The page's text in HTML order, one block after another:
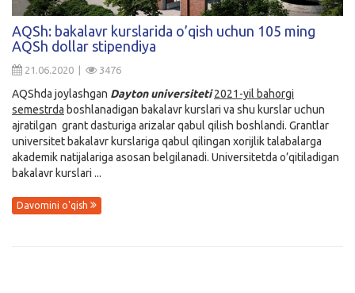
Kirish
AQSh: bakalavr kurslarida o’qish uchun 105 ming
AQSh dollar stipendiya
21.06.2020 | 3476
AQShda joylashgan Dayton universiteti2021-yil bahorgi
semestrda boshlanadigan bakalavr kurslari va shu kurslar uchun
ajratilgan grant dasturiga arizalar qabul qilish boshlandi. Grantlar
universitet bakalavr kurslariga qabul qilingan xorijlik talabalarga
akademik natijalariga asosan belgilanadi. Universitetda o’qitiladigan
bakalavr kurslari ...
Davomini o'qish